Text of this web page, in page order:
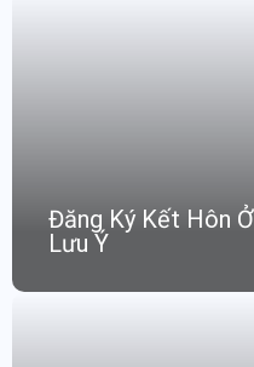
Đăng Ký Kết Hôn
Lưu Ý